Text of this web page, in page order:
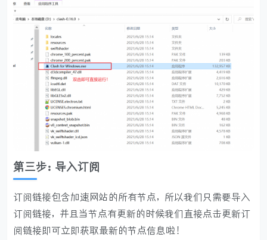
第三步：导入订阅
订阅链接包含加速网站的所有节点，所以我们只需要导入
订阅链接，并且当节点有更新的时候我们直接点击更新订
阅链接即可立即获取最新的节点信息啦！